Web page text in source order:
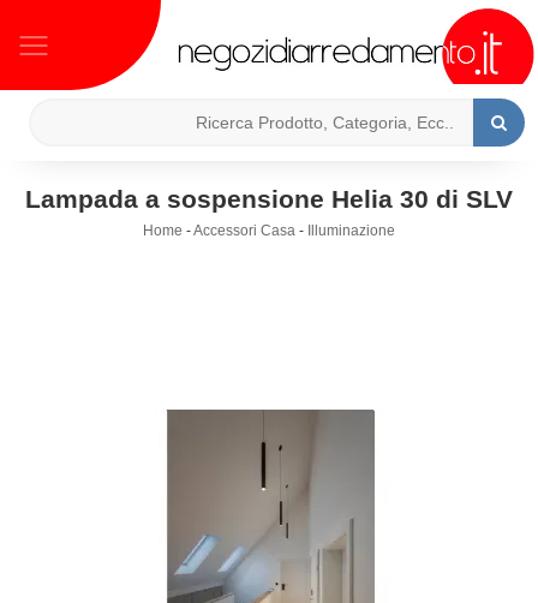
Lampada a sospensione Helia 30 di SLV
Home -Accessori Casa - Illuminazione